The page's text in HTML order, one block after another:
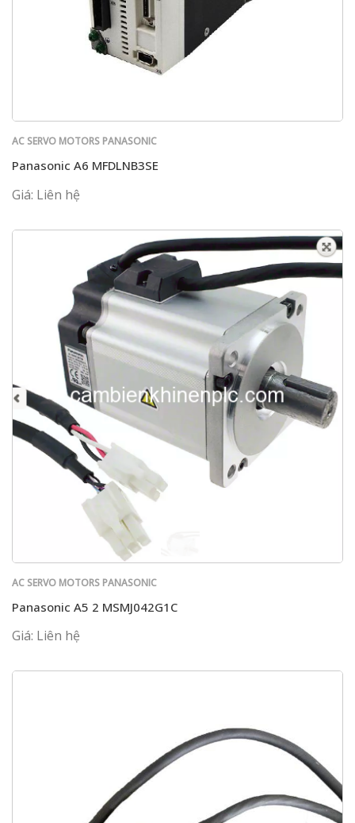
AC SERVO MOTORS PANASONIC
Panasonic A6 MFDLNB3SE
Giá: Liên hệ
AC SERVO MOTORS PANASONIC
Panasonic A5 2 MSMJ042G1C
Giá: Liên hệ